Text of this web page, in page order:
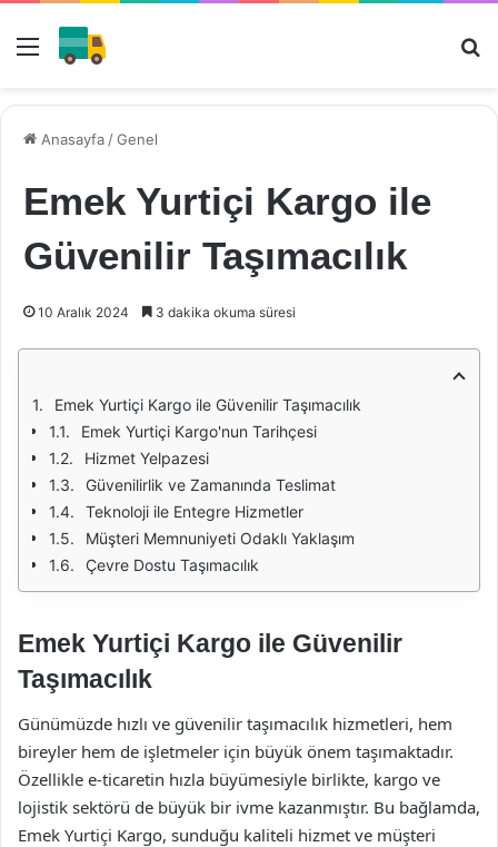
Menü
Anasayfa /Genel
Emek Yurtiçi Kargo ile
Güvenilir Taşımacılık
10 Aralık 2024 3 dakika okuma süresi
Emek Yurtiçi Kargo ile Güvenilir Taşımacılık
Emek Yurtiçi Kargo'nun Tarihçesi
Hizmet Yelpazesi
Güvenilirlik ve Zamanında Teslimat
Teknoloji ile Entegre Hizmetler
Müşteri Memnuniyeti Odaklı Yaklaşım
Çevre Dostu Taşımacılık
Emek Yurtiçi Kargo ile Güvenilir
Taşımacılık
Günümüzde hızlı ve güvenilir taşımacılık hizmetleri, hem
bireyler hem de işletmeler için büyük önem taşımaktadır.
Özellikle e-ticaretin hızla büyümesiyle birlikte, kargo ve
lojistik sektörü de büyük bir ivme kazanmıştır. Bu bağlamda,
Emek Yurtiçi Kargo, sunduğu kaliteli hizmet ve müşteri